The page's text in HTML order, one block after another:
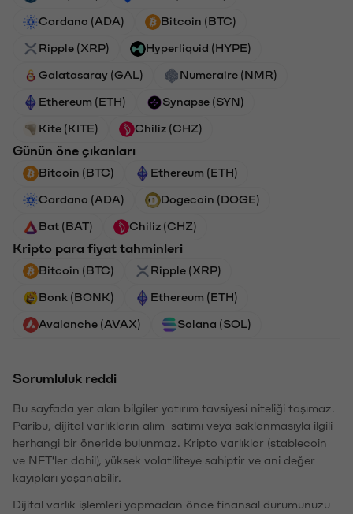
Cardano (ADA) Bitcoin (BTC)
Ripple (XRP) Hyperliquid (HYPE)
Galatasaray (GAL) Numeraire (NMR)
Ethereum (ETH) Synapse (SYN)
Kite (KITE) Chiliz (CHZ)
Günün öne çıkanları
Bitcoin (BTC) Ethereum (ETH)
Cardano (ADA) Dogecoin (DOGE)
Bat (BAT) Chiliz (CHZ)
Kripto para fiyat tahminleri
Bitcoin (BTC) Ripple (XRP)
Bonk (BONK) Ethereum (ETH)
Avalanche (AVAX) Solana (SOL)
Sorumluluk reddi
Bu sayfada yer alan bilgiler yatırım tavsiyesi niteliği taşımaz.
Paribu, dijital varlıkların alım-satımı veya saklanmasıyla ilgili
herhangi bir öneride bulunmaz. Kripto varlıklar (stablecoin
ve NFT'ler dahil), yüksek volatiliteye sahiptir ve ani değer
kayıpları yaşanabilir.
Dijital varlık işlemleri yapmadan önce finansal durumunuzu